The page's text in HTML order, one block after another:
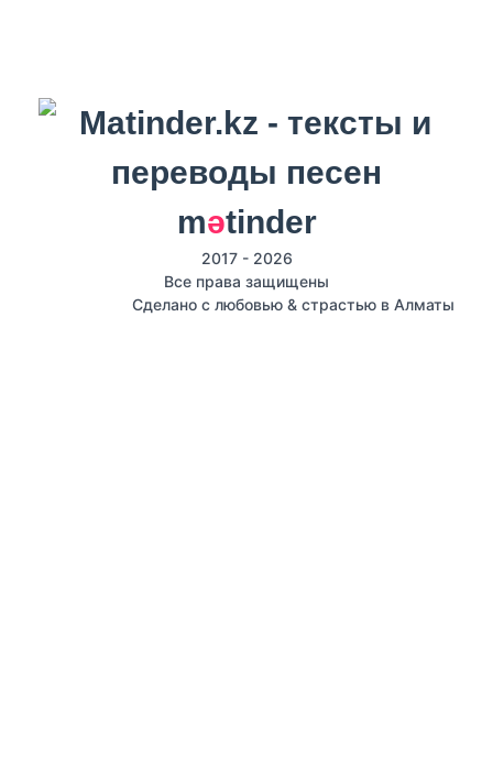
mәtinder
2017 - 2026
Все права защищены
Сделано с любовью & страстью в Алматы